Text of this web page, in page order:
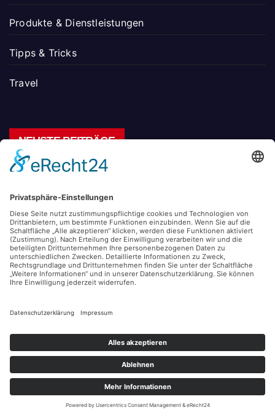
Produkte & Dienstleistungen
Tipps & Tricks
Travel
NEUSTE BEITRÄGE
Wartezeiten adé: So läuft radiologische Diagnostik
Mit dem Bus durch verzauberte Täler – Entdecke
Kappadokiens verborgene Wunder abseits der
Touristenpfade
Der entscheidende Start: Wie deine Pflanzen von
Anfang an stark wachsen
Genuss trifft Erlebnis – Weihnachtsfeier-Eventlocation
SCHLAGWÖRTER